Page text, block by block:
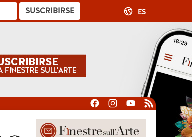
SUSCRIBIRSE ES